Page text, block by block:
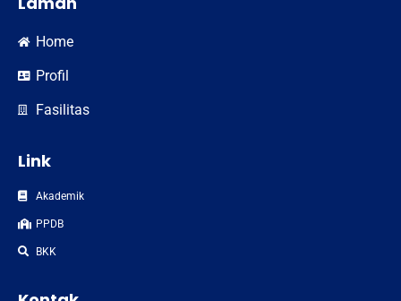
Home
Profil
Fasilitas
Link
Akademik
PPDB
BKK